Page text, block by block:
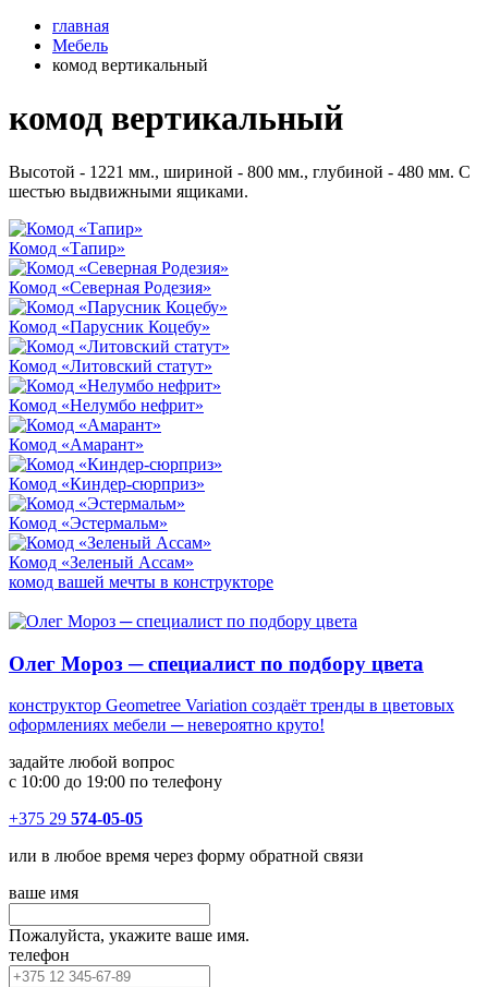
главная
Мебель
комод вертикальный
комод вертикальный
Высотой - 1221 мм., шириной - 800 мм., глубиной - 480 мм. С
шестью выдвижными ящиками.
Комод «Тапир»
Комод «Северная Родезия»
Комод «Парусник Коцебу»
Комод «Литовский статут»
Комод «Нелумбо нефрит»
Комод «Амарант»
Комод «Киндер-сюрприз»
Комод «Эстермальм»
Комод «Зеленый Ассам»
комод вашей мечты в конструкторе
Олег Мороз ─ специалист по подбору цвета
конструктор Geometree Variation создаёт тренды в цветовых
оформлениях мебели ─ невероятно круто!
задайте любой вопрос
с 10:00 до 19:00 по телефону
+375 29 574-05-05
или в любое время через форму обратной связи
ваше имя
Пожалуйста, укажите ваше имя.
телефон